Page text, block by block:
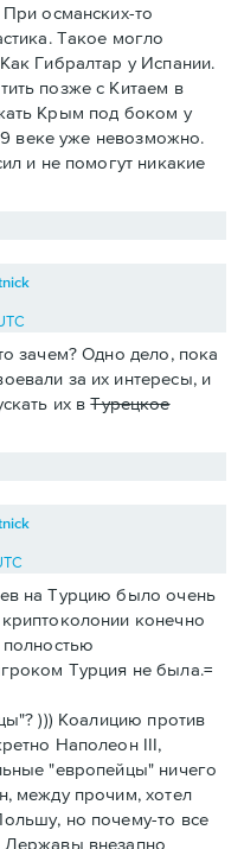
османских-то
Такое могло
Гибралтар у Испании.
позже с Китаем в
Крым под боком у
веке уже невозможно.
и не помогут никакие
зачем? Одно дело, пока
за их интересы, и
их вТурецкое
на Турцию было очень
конечно
Турция не была.=
))) Коалицию против
Наполеон III,
"европейцы" ничего
между прочим, хотел
но почему-то все
Державы внезапно